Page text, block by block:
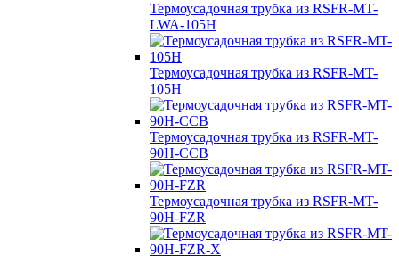
Термоусадочная трубка из RSFR-MT-
LWA-105H
Термоусадочная трубка из RSFR-MT-
105H
Термоусадочная трубка из RSFR-MT-
90H-CCB
Термоусадочная трубка из RSFR-MT-
90H-FZR